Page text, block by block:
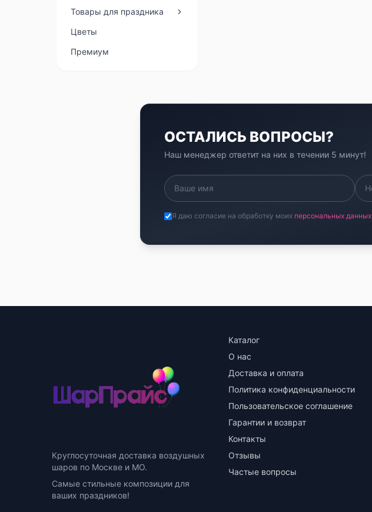
Товары для праздника
Цветы
Премиум
ОСТАЛИСЬ ВОПРОСЫ?
Наш менеджер ответит на них в течении 5 минут!
Я даю согласие на обработку моих персональных данных
Круглосуточная доставка воздушных
шаров по Москве и МО.
Самые стильные композиции для
ваших праздников!
Каталог
О нас
Доставка и оплата
Политика конфиденциальности
Пользовательское соглашение
Гарантии и возврат
Контакты
Отзывы
Частые вопросы